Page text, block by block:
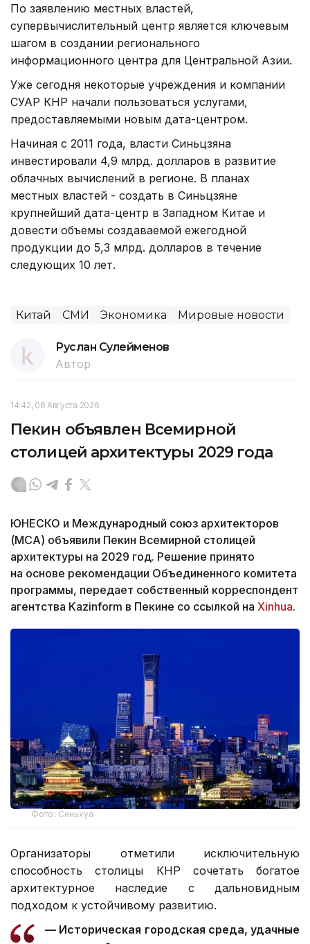
По заявлению местных властей,
супервычислительный центр является ключевым
шагом в создании регионального
информационного центра для Центральной Азии.
Уже сегодня некоторые учреждения и компании
СУАР КНР начали пользоваться услугами,
предоставляемыми новым дата-центром.
Начиная с 2011 года, власти Синьцзяна
инвестировали 4,9 млрд. долларов в развитие
облачных вычислений в регионе. В планах
местных властей - создать в Синьцзяне
крупнейший дата-центр в Западном Китае и
довести объемы создаваемой ежегодной
продукции до 5,3 млрд. долларов в течение
следующих 10 лет.
Китай СМИ Экономика Мировые новости
Руслан Сулейменов
Автор
14:42, 06 Августа 2026
Пекин объявлен Всемирной
столицей архитектуры 2029 года
ЮНЕСКО и Международный союз архитекторов
(МСА) объявили Пекин Всемирной столицей
архитектуры на 2029 год. Решение принято
на основе рекомендации Объединенного комитета
программы, передает собственный корреспондент
агентства Kazinform в Пекине со ссылкой на Xinhua.
Фото: Синьхуа
Организаторы отметили исключительную
способность столицы КНР сочетать богатое
архитектурное наследие с дальновидным
подходом к устойчивому развитию.
— Историческая городская среда, удачные